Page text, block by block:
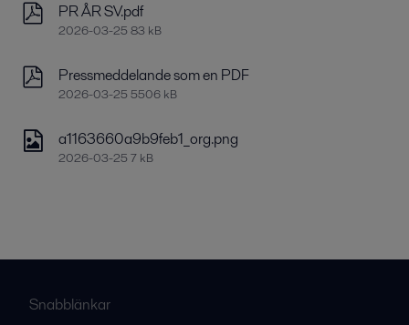
PR ÅR SV.pdf
2026-03-25 83 kB
Pressmeddelande som en PDF
2026-03-25 5506 kB
a1163660a9b9feb1_org.png
2026-03-25 7 kB
Snabblänkar